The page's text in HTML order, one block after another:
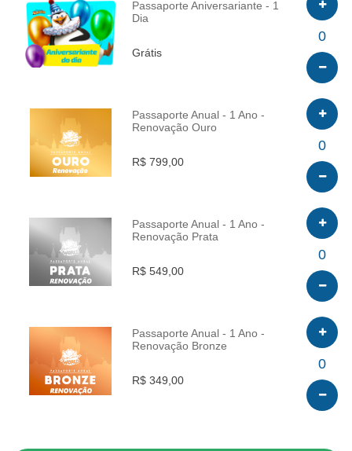
INFO
Passaporte Aniversariante - 1
Dia
Grátis
0
INFO
Passaporte Anual - 1 Ano -
Renovação Ouro
R$ 799,00
0
INFO
Passaporte Anual - 1 Ano -
Renovação Prata
R$ 549,00
0
INFO
Passaporte Anual - 1 Ano -
Renovação Bronze
R$ 349,00
0